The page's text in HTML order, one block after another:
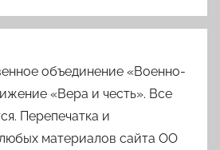
объединение «Военно-
«Вера и честь». Все
Перепечатка и
материалов сайта ОО